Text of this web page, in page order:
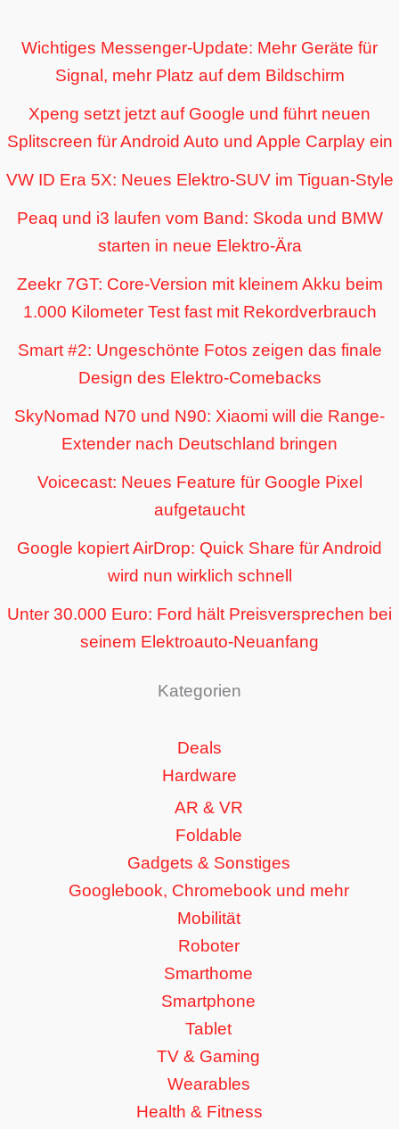
Wichtiges Messenger-Update: Mehr Geräte für
Signal, mehr Platz auf dem Bildschirm
Xpeng setzt jetzt auf Google und führt neuen
Splitscreen für Android Auto und Apple Carplay ein
VW ID Era 5X: Neues Elektro-SUV im Tiguan-Style
Peaq und i3 laufen vom Band: Skoda und BMW
starten in neue Elektro-Ära
Zeekr 7GT: Core-Version mit kleinem Akku beim
1.000 Kilometer Test fast mit Rekordverbrauch
Smart #2: Ungeschönte Fotos zeigen das finale
Design des Elektro-Comebacks
SkyNomad N70 und N90: Xiaomi will die Range-
Extender nach Deutschland bringen
Voicecast: Neues Feature für Google Pixel
aufgetaucht
Google kopiert AirDrop: Quick Share für Android
wird nun wirklich schnell
Unter 30.000 Euro: Ford hält Preisversprechen bei
seinem Elektroauto-Neuanfang
Kategorien
Deals
Hardware
AR & VR
Foldable
Gadgets & Sonstiges
Googlebook, Chromebook und mehr
Mobilität
Roboter
Smarthome
Smartphone
Tablet
TV & Gaming
Wearables
Health & Fitness